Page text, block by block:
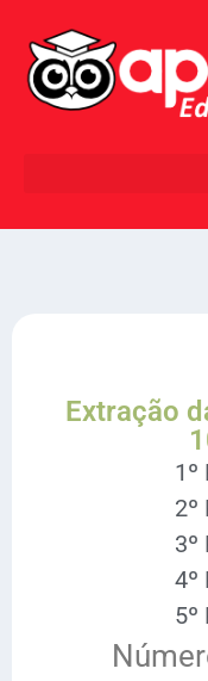
Extração
1º
2º
3º
4º
5º